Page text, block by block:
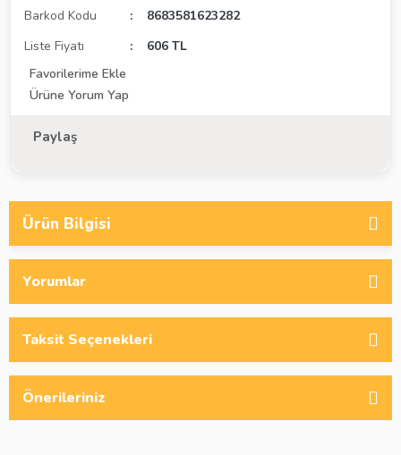
Barkod Kodu
8683581623282
Liste Fiyatı
606 TL
Ürüne Yorum Yap
Paylaş
Ürün Bilgisi
Yorumlar
Taksit Seçenekleri
Önerileriniz